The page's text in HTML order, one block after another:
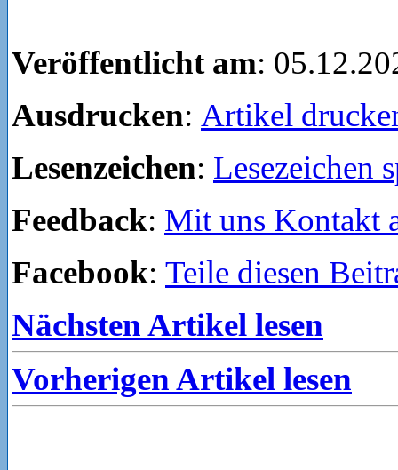
Veröffentlicht am:
Ausdrucken: Artikel
Lesenzeichen: Lesezeichen
Feedback: Mit uns Kontakt
Facebook: Teile diesen
Nächsten Artikel lesen
Vorherigen Artikel lesen